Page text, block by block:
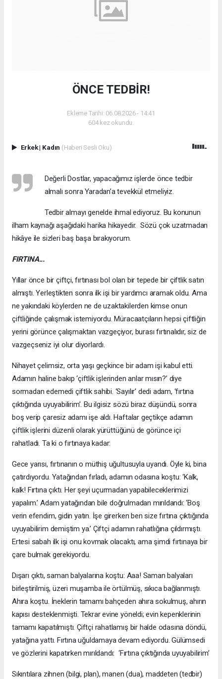
ÖNCE TEDBİR!
Ekleme Tarihi: 06.08.2026 - 14:41
604 kez okundu.
Erkek| Kadın (Haberi Sesli Oku)
Değerli Dostlar, yapacağımız işlerde önce tedbir
almalı sonra Yaradan’a tevekkül etmeliyiz.
Tedbir almayı genelde ihmal ediyoruz. Bu konunun
ilham kaynağı aşağıdaki harika hikayedir. Sözü çok uzatmadan
hikâye ile sizleri baş başa bırakıyorum.
FIRTINA...
Yıllar önce bir çiftçi, fırtınası bol olan bir tepede bir çiftlik satın
almıştı. Yerleştikten sonra ilk işi bir yardımcı aramak oldu. Ama
ne yakındaki köylerden ne de uzaktakilerden kimse onun
çiftliğinde çalışmak istemiyordu. Müracaatçıların hepsi çiftliğin
yerini görünce çalışmaktan vazgeçiyor, burası fırtınalıdır, siz de
vazgeçseniz iyi olur diyorlardı.
Nihayet çelimsiz, orta yaşı geçkince bir adam işi kabul etti.
Adamın haline bakıp ‘çiftlik işlerinden anlar mısın?’ diye
sormadan edemedi çiftlik sahibi. ‘Sayılır’ dedi adam, ‘fırtına
çıktığında uyuyabilirim’. Bu ilgisiz sözü biraz düşündü, sonra
boş verip çaresiz adamı işe aldı. Haftalar geçtikçe adamın
çiftlik işlerini düzenli olarak yürüttüğünü de görünce içi
rahatladı. Ta ki o fırtınaya kadar:
Gece yarısı, fırtınanın o müthiş uğultusuyla uyandı. Öyle ki, bina
çatırdıyordu. Yatağından fırladı, adamın odasına koştu: ‘Kalk,
kalk! Fırtına çıktı. Her şeyi uçurmadan yapabileceklerimizi
yapalım.’ Adam yatağından bile doğrulmadan mırıldandı: ‘Boş
verin efendim, gidin yatın. İşe girerken ben size fırtına çıktığında
uyuyabilirim demiştim ya.’ Çiftçi adamın rahatlığına çıldırmıştı.
Ertesi sabah ilk işi onu kovmak olacaktı, ama şimdi fırtınaya bir
çare bulmak gerekiyordu.
Dışarı çıktı, saman balyalarına koştu: Aaa! Saman balyaları
birleştirilmiş, üzeri muşamba ile örtülmüş, sıkıca bağlanmıştı.
Ahıra koştu. İneklerin tamamı bahçeden ahıra sokulmuş, ahırın
kapısı desteklenmişti. Tekrar evine yöneldi; evin kepenklerinin
tamamı kapatılmıştı. Çiftçi rahatlamış bir halde odasına döndü,
yatağına yattı. Fırtına uğuldamaya devam ediyordu. Gülümsedi
ve gözlerini kapatırken mırıldandı: ‘Fırtına çıktığında uyuyabilirim’
Sıkıntılara zihnen (bilgi, plan), manen (dua), maddeten (tedbir)